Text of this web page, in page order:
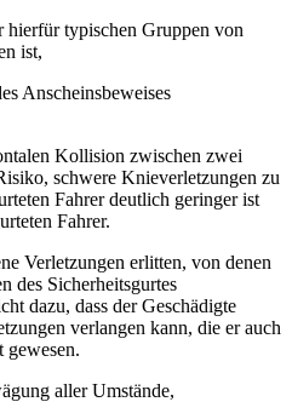
typischen Gruppen von
ist,
Anscheinsbeweises
Kollision zwischen zwei
schwere Knieverletzungen zu
Fahrer deutlich geringer ist
Fahrer.
Verletzungen erlitten, von denen
des Sicherheitsgurtes
dazu, dass der Geschädigte
verlangen kann, die er auch
gewesen.
aller Umstände,